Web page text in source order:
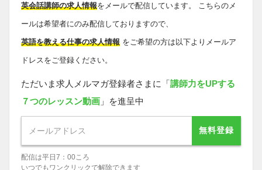
英会話講師の求人情報をメールで配信しています。 こちらのメ
ールは希望者にのみ配信しておりますので、
英語を教える仕事の求人情報 をご希望の方は以下よりメールア
ドレスをご登録ください。
ただいま求人メルマガ登録者さまに「講師力をUPする
７つのレッスン動画 」を進呈中
無料登録
配信は平日7：00ころ
いつでもワンクリックで解除できます